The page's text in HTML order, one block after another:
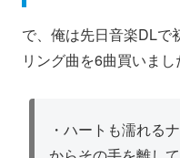
で、俺は先日音楽DLで
リング曲を6曲買いまし
・ハートも濡れる